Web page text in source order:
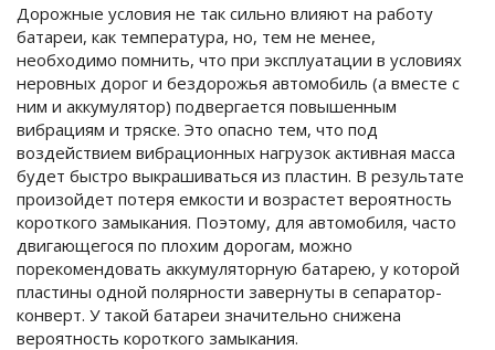
Дорожные условия не так сильно влияют на работу
батареи, как температура, но, тем не менее,
необходимо помнить, что при эксплуатации в условиях
неровных дорог и бездорожья автомобиль (а вместе с
ним и аккумулятор) подвергается повышенным
вибрациям и тряске. Это опасно тем, что под
воздействием вибрационных нагрузок активная масса
будет быстро выкрашиваться из пластин. В результате
произойдет потеря емкости и возрастет вероятность
короткого замыкания. Поэтому, для автомобиля, часто
двигающегося по плохим дорогам, можно
порекомендовать аккумуляторную батарею, у которой
пластины одной полярности завернуты в сепаратор-
конверт. У такой батареи значительно снижена
вероятность короткого замыкания.